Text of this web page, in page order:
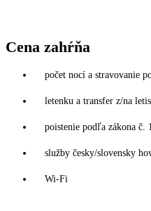
Cena zahŕňa
počet nocí a stravovanie
letenku a transfer z/na
poistenie podľa zákona č.
služby česky/slovensky
Wi-Fi